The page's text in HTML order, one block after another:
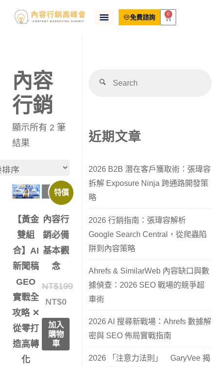
免費諮詢 0
內容
行銷
顯示所有 2 筆
結果
【黃金
雙組
合】AI
新聞稿
GEO
實戰全
攻略 ✕
從零打
造高轉
化
特價
內容行
銷必備
基本觀
念
NT$199
NT$0
加入
購物
車
近期文章
2026 B2B 潛在客戶獲取術：張瑋容
拆解 Exposure Ninja 跨通路開發策
略
2026 行銷指南：張瑋容解析
Google Search Central，從爬蟲陷
阱到內容策略
Ahrefs & SimilarWeb 內容缺口與數
據偵查：2026 SEO 戰場的競爭超
車術
2026 AI 搜尋新戰場：Ahrefs 數據解
密與 SEO 佈局實戰指南
2026 「注意力法則」 GaryVee 揭